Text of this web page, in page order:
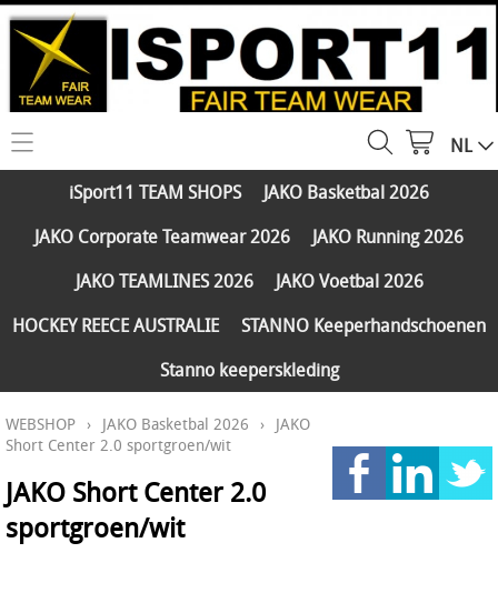
HOME
WEBSHOP
JAKO Running 2026
JAKO TEAMLINES 2026
JAKO Voetbal 2026
HOCKEY REECE AUSTRALIE
PARTNERS
Klantengroepen
CONTACT
MY ISPORT11
JAKO Matentabellen
NL
iSport11 TEAM SHOPS
JAKO Basketbal 2026
JAKO Corporate Teamwear 2026
JAKO Running 2026
JAKO TEAMLINES 2026
JAKO Voetbal 2026
HOCKEY REECE AUSTRALIE
STANNO Keeperhandschoenen
Stanno keeperskleding
WEBSHOP › JAKO Basketbal 2026 › JAKO
Short Center 2.0 sportgroen/wit
JAKO Short Center 2.0
sportgroen/wit